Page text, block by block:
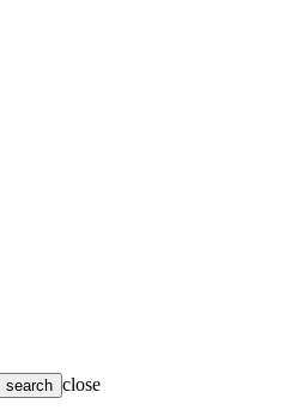
close